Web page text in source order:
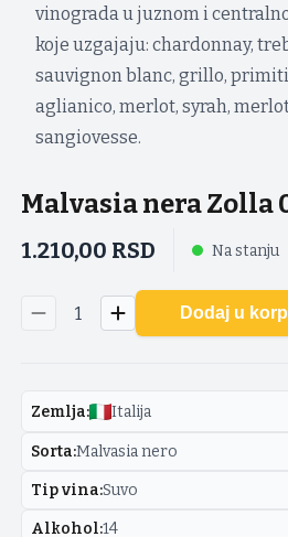
vinograda u juznom i
koje uzgajaju: chardonnay,
sauvignon blanc, grillo,
aglianico, merlot, syrah,
sangiovesse.
Malvasia nera Zolla
1.210,00 RSD Na stanju
1 Dodaj u
Zemlja: Italija
Sorta:Malvasia nero
Tip vina:Suvo
Alkohol:14